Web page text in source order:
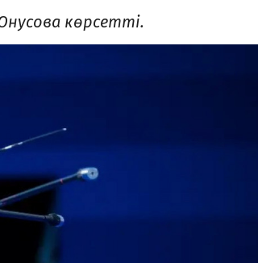
көрсетті.